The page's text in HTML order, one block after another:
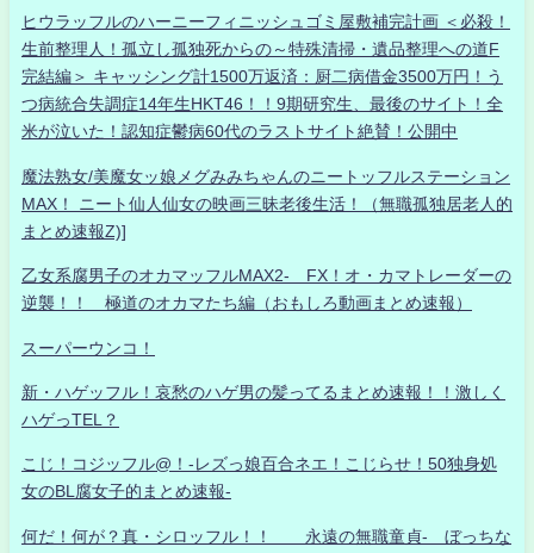
ヒウラッフルのハーニーフィニッシュゴミ屋敷補完計画 ＜必殺！
生前整理人！孤立し孤独死からの～特殊清掃・遺品整理への道F
完結編＞ キャッシング計1500万返済：厨二病借金3500万円！う
つ病統合失調症14年生HKT46！！9期研究生、最後のサイト！全
米が泣いた！認知症鬱病60代のラストサイト絶賛！公開中
魔法熟女/美魔女ッ娘メグみみちゃんのニートッフルステーション
MAX！ ニート仙人仙女の映画三昧老後生活！（無職孤独居老人的
まとめ速報Z)]
乙女系腐男子のオカマッフルMAX2- FX！オ・カマトレーダーの
逆襲！！ 極道のオカマたち編（おもしろ動画まとめ速報）
スーパーウンコ！
新・ハゲッフル！哀愁のハゲ男の髪ってるまとめ速報！！激しく
ハゲっTEL？
こじ！コジッフル@！-レズっ娘百合ネエ！こじらせ！50独身処
女のBL腐女子的まとめ速報-
何だ！何が？真・シロッフル！！ 永遠の無職童貞- ぼっちな